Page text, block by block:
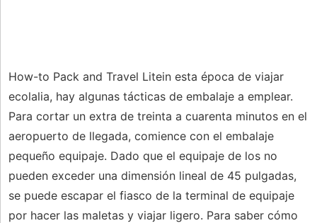
How-to Pack and Travel Litein esta época de viajar
ecolalia, hay algunas tácticas de embalaje a emplear.
Para cortar un extra de treinta a cuarenta minutos en el
aeropuerto de llegada, comience con el embalaje
pequeño equipaje. Dado que el equipaje de los no
pueden exceder una dimensión lineal de 45 pulgadas,
se puede escapar el fiasco de la terminal de equipaje
por hacer las maletas y viajar ligero. Para saber cómo